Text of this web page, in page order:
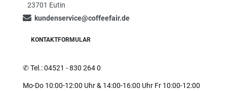
23701 Eutin
kundenservice@coffeefair.de
KONTAKTFORMULAR
✆Tel.: 04521 - 830 264 0
Mo-Do 10:00-12:00 Uhr & 14:00-16:00 Uhr Fr 10:00-12:00